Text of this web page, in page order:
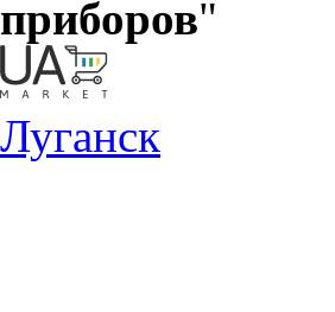
приборов"
Луганск